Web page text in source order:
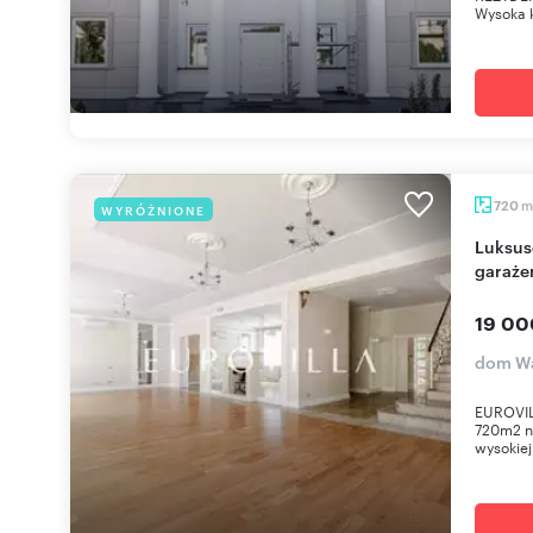
Wysoka
WYRÓŻNIONE 720 m
Luksusowa rezydencja 720 m2 z 7 sypialniami i
19
dom
720m2